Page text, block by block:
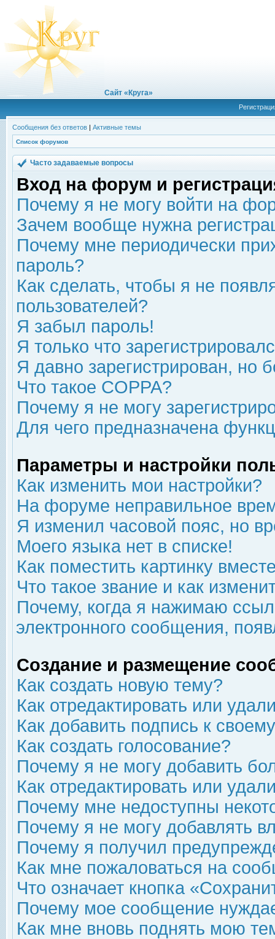
Сайт «Круга»
Сообщения без ответов | Активные темы
Список форумов
Часто задаваемые вопросы
Вход на форум и
Почему я не могу войти на
Зачем вообще нужна
Почему мне периодически
пароль?
Как сделать, чтобы я не
пользователей?
Я забыл пароль!
Я только что
Я давно зарегистрирован, но
Что такое COPPA?
Почему я не могу
Для чего предназначена
Параметры и настройки
Как изменить мои настройки?
На форуме неправильное
Я изменил часовой пояс, но
Моего языка нет в списке!
Как поместить картинку
Что такое звание и как
Почему, когда я нажимаю
электронного сообщения,
Создание и размещение
Как создать новую тему?
Как отредактировать или
Как добавить подпись к
Как создать голосование?
Почему я не могу добавить
Как отредактировать или
Почему мне недоступны
Почему я не могу добавлять
Почему я получил
Как мне пожаловаться на
Что означает кнопка
Почему мое сообщение
Как мне вновь поднять мою